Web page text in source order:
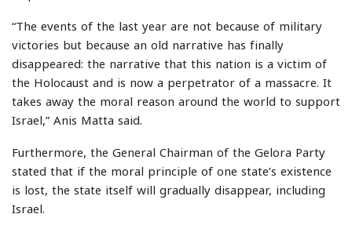
“The events of the last year are not because of military
victories but because an old narrative has finally
disappeared: the narrative that this nation is a victim of
the Holocaust and is now a perpetrator of a massacre. It
takes away the moral reason around the world to support
Israel,” Anis Matta said.
Furthermore, the General Chairman of the Gelora Party
stated that if the moral principle of one state’s existence
is lost, the state itself will gradually disappear, including
Israel.